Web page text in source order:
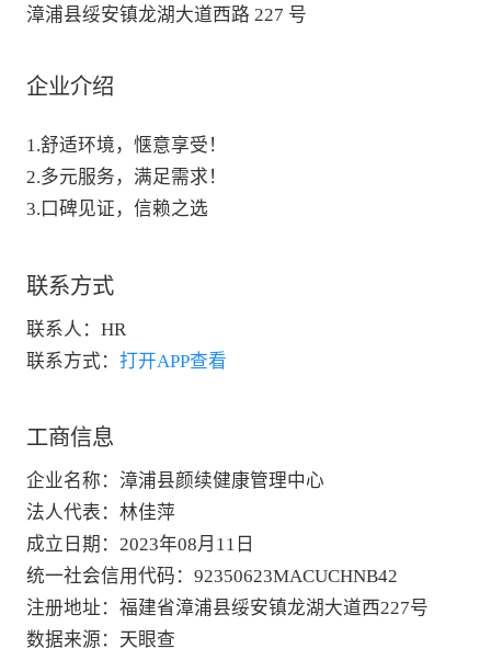
漳浦县绥安镇龙湖大道西路 227 号
企业介绍
1.舒适环境，惬意享受！
2.多元服务，满足需求！
3.口碑见证，信赖之选
联系方式
联系人： HR
联系方式： 打开APP查看
工商信息
企业名称 ： 漳浦县颜续健康管理中心
法人代表 ： 林佳萍
成立日期 ： 2023年08月11日
统一社会信用代码 ： 92350623MACUCHNB42
注册地址 ： 福建省漳浦县绥安镇龙湖大道西227号
数据来源 ： 天眼查